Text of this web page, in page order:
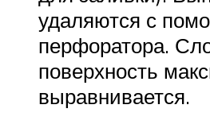
удаляются с
перфоратора.
поверхность
выравнивается.